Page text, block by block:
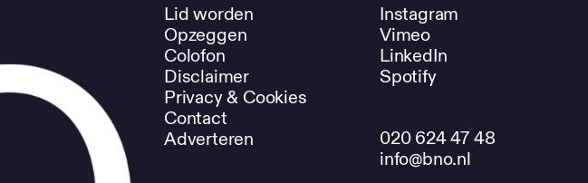
Lid worden
Opzeggen
Colofon
Disclaimer
Privacy & Cookies
Contact
Adverteren
Instagram
Vimeo
LinkedIn
Spotify
020 624 47 48
info@bno.nl